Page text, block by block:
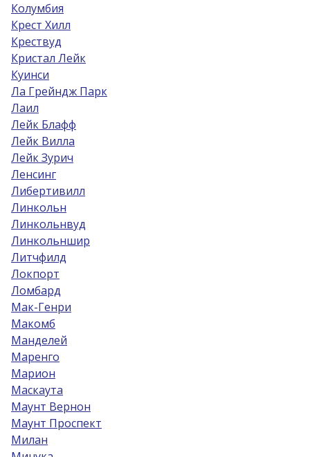
Колумбия
Крест Хилл
Крествуд
Кристал Лейк
Куинси
Ла Грейндж Парк
Лаил
Лейк Блафф
Лейк Вилла
Лейк Зурич
Ленсинг
Либертивилл
Линкольн
Линкольнвуд
Линкольншир
Литчфилд
Локпорт
Ломбард
Мак-Генри
Макомб
Манделей
Маренго
Марион
Маскаута
Маунт Вернон
Маунт Проспект
Милан